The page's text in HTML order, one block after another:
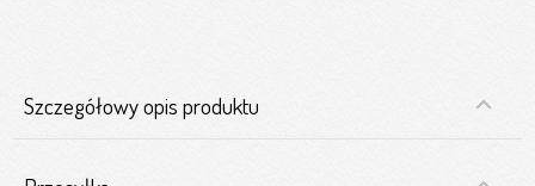
Szczegółowy opis produktu